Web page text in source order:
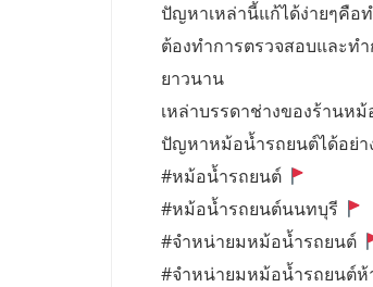
ปัญหาเหล่านี้แก้ได้ง่ายๆคือ
ต้องทำการตรวจสอบและท
ยาวนาน
เหล่าบรรดาช่างของร้านห
ปัญหาหม้อน้ำรถยนต์ได้อย่
#หม้อน้ำรถยนต์
#หม้อน้ำรถยนต์นนทบุรี
#จำหน่ายมหม้อน้ำรถยนต์
#จำหน่ายมหม้อน้ำรถยนต์